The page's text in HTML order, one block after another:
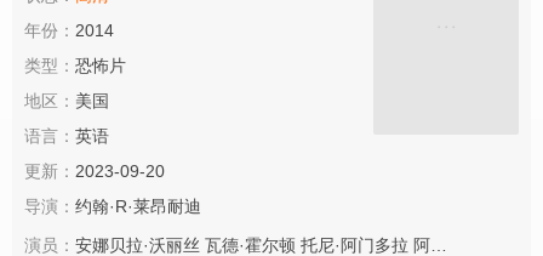
年份： 2014
类型： 恐怖片
地区： 美国
语言： 英语
更新： 2023-09-20
导演： 约翰·R·莱昂耐迪
演员： 安娜贝拉·沃丽丝 瓦德·霍尔顿 托尼·阿门多拉 阿尔法·伍达德